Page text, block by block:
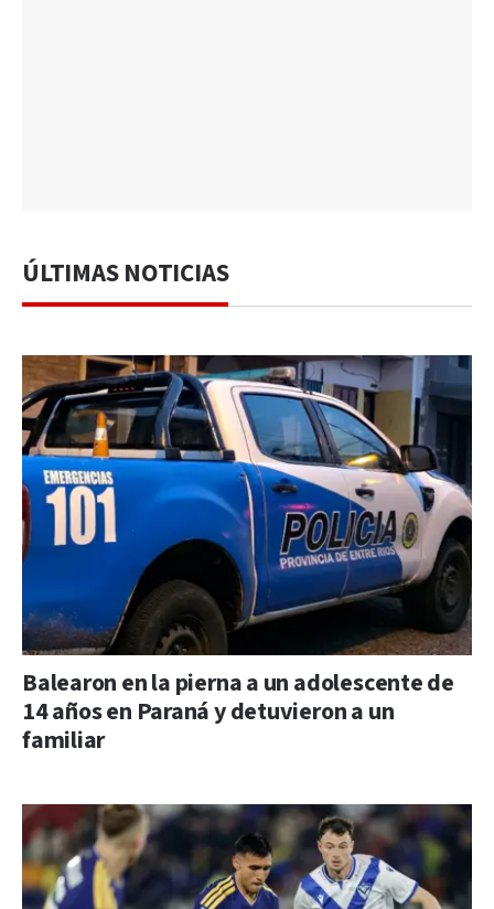
ÚLTIMAS NOTICIAS
Balearon en la pierna a un adolescente de
14 años en Paraná y detuvieron a un
familiar